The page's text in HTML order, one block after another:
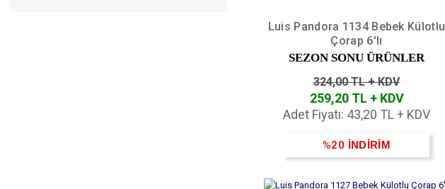
Luis Pandora 1134 Bebek Külotlu
Çorap 6'lı
SEZON SONU ÜRÜNLER
324,00 TL + KDV
259,20 TL + KDV
Adet Fiyatı: 43,20 TL + KDV
%20 İNDİRİM